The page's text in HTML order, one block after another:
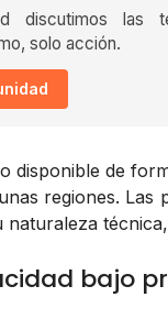
discutimos las
solo acción.
disponible de
regiones. Las
bajo